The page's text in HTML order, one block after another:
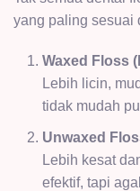
yang paling sesuai
Waxed Floss
Lebih licin,
tidak mudah
Unwaxed
Lebih kesat
efektif, tapi